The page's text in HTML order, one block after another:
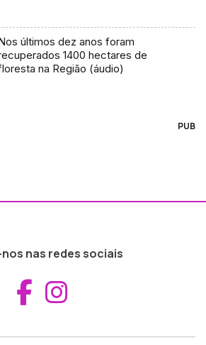
últimos dez anos foram
1400 hectares de
na Região (áudio)
PUB
nas redes sociais
Aceder ao